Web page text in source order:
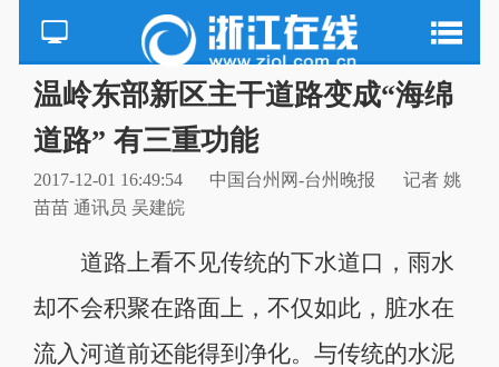
温岭东部新区主干道路变成“海绵
道路” 有三重功能
2017-12-01 16:49:54 中国台州网-台州晚报
记者 姚
苗苗 通讯员 吴建皖
道路上看不见传统的下水道口，雨水
却不会积聚在路面上，不仅如此，脏水在
流入河道前还能得到净化。与传统的水泥